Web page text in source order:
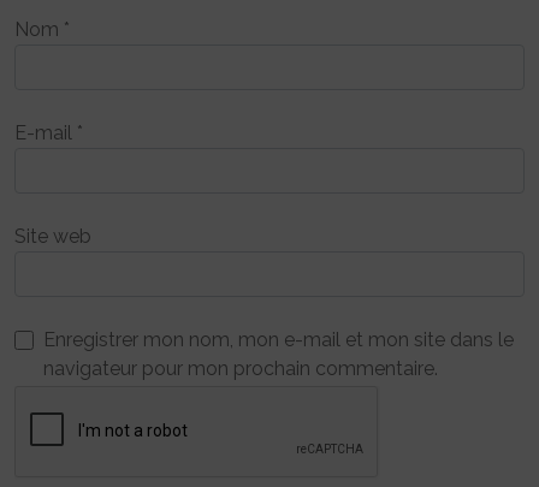
Nom *
E-mail *
Site web
Enregistrer mon nom, mon e-mail et mon site dans le
navigateur pour mon prochain commentaire.